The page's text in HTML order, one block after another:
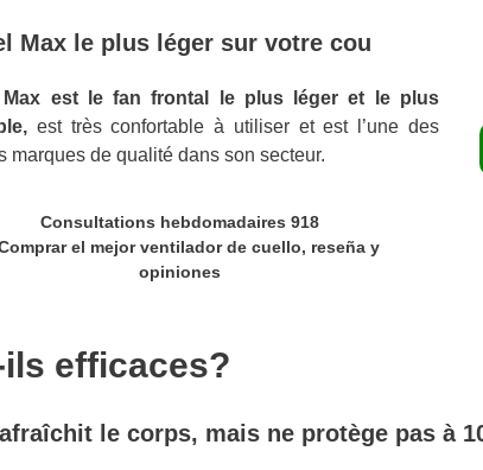
Max le plus léger sur votre cou
Max est le fan frontal le plus léger et le plus
est très confortable à utiliser et est l’une des
marques de qualité dans son secteur.
Consultations hebdomadaires 918
efficaces?
le corps, mais ne protège pas à